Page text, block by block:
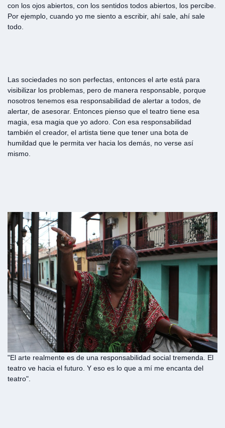
con los ojos abiertos, con los sentidos todos abiertos, los percibe.
Por ejemplo, cuando yo me siento a escribir, ahí sale, ahí sale
todo.
Las sociedades no son perfectas, entonces el arte está para
visibilizar los problemas, pero de manera responsable, porque
nosotros tenemos esa responsabilidad de alertar a todos, de
alertar, de asesorar. Entonces pienso que el teatro tiene esa
magia, esa magia que yo adoro. Con esa responsabilidad
también el creador, el artista tiene que tener una bota de
humildad que le permita ver hacia los demás, no verse así
mismo.
"El arte realmente es de una responsabilidad social tremenda. El
teatro ve hacia el futuro. Y eso es lo que a mí me encanta del
teatro".